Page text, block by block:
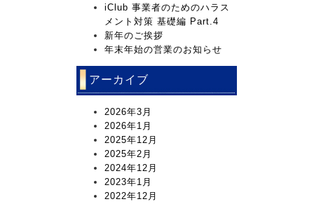
iClub 事業者のためのハラス
メント対策 基礎編 Part.4
新年のご挨拶
年末年始の営業のお知らせ
アーカイブ
2026年3月
2026年1月
2025年12月
2025年2月
2024年12月
2023年1月
2022年12月